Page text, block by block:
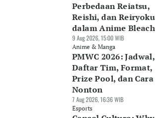
Perbedaan Reiatsu,
Reishi, dan Reiryoku
dalam Anime Bleach
9 Aug 2026, 15:00 WIB
Anime & Manga
PMWC 2026: Jadwal,
Daftar Tim, Format,
Prize Pool, dan Cara
Nonton
7 Aug 2026, 16:36 WIB
Esports